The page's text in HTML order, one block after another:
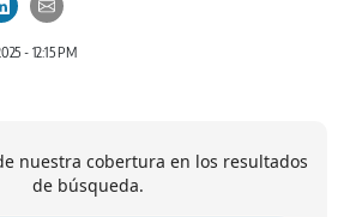
- 12:15 PM
nuestra cobertura en los resultados
de búsqueda.